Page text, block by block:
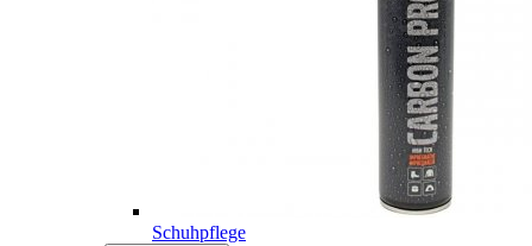
Schuhpflege